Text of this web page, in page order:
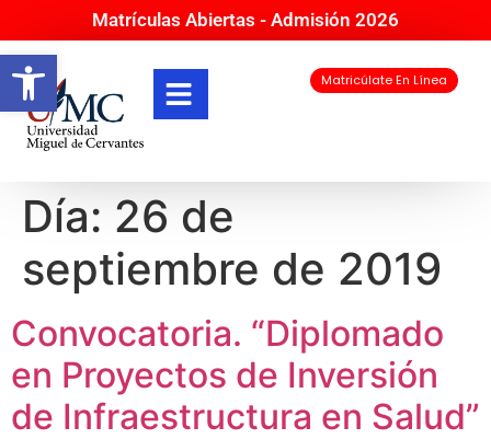
Abrir barra de herramientas
Matrículas Abiertas - Admisión 2026
Matricúlate En Línea
Día: 26 de
septiembre de 2019
Convocatoria. “Diplomado
en Proyectos de Inversión
de Infraestructura en Salud”